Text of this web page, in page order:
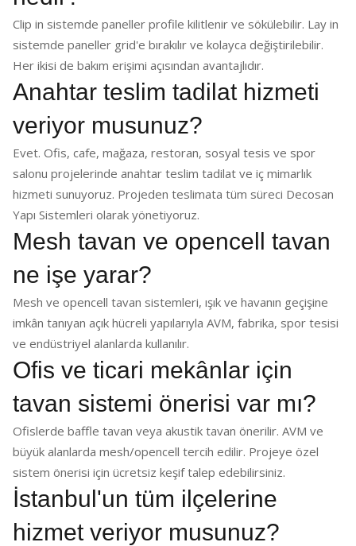
Clip in sistemde paneller profile kilitlenir ve sökülebilir. Lay in
sistemde paneller grid'e bırakılır ve kolayca değiştirilebilir.
Her ikisi de bakım erişimi açısından avantajlıdır.
Anahtar teslim tadilat hizmeti
veriyor musunuz?
Evet. Ofis, cafe, mağaza, restoran, sosyal tesis ve spor
salonu projelerinde anahtar teslim tadilat ve iç mimarlık
hizmeti sunuyoruz. Projeden teslimata tüm süreci Decosan
Yapı Sistemleri olarak yönetiyoruz.
Mesh tavan ve opencell tavan
ne işe yarar?
Mesh ve opencell tavan sistemleri, ışık ve havanın geçişine
imkân tanıyan açık hücreli yapılarıyla AVM, fabrika, spor tesisi
ve endüstriyel alanlarda kullanılır.
Ofis ve ticari mekânlar için
tavan sistemi önerisi var mı?
Ofislerde baffle tavan veya akustik tavan önerilir. AVM ve
büyük alanlarda mesh/opencell tercih edilir. Projeye özel
sistem önerisi için ücretsiz keşif talep edebilirsiniz.
İstanbul'un tüm ilçelerine
hizmet veriyor musunuz?